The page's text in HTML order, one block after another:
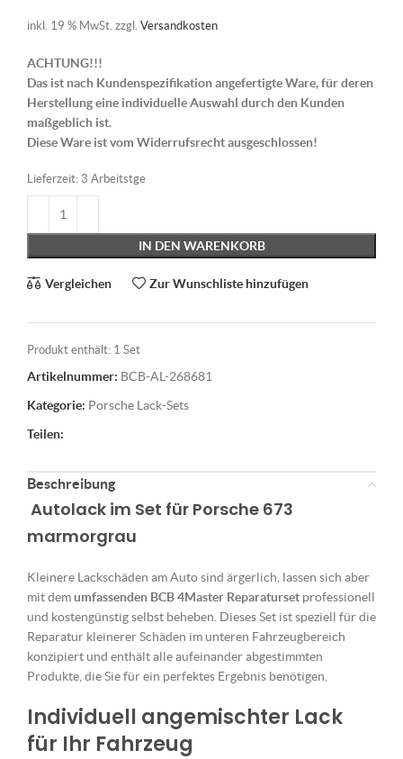
inkl. 19 % MwSt. zzgl. Versandkosten
ACHTUNG!!!
Das ist nach Kundenspezifikation angefertigte Ware, für deren
Herstellung eine individuelle Auswahl durch den Kunden
maßgeblich ist.
Diese Ware ist vom Widerrufsrecht ausgeschlossen!
Lieferzeit: 3 Arbeitstge
IN DEN WARENKORB
Vergleichen Zur Wunschliste hinzufügen
Produkt enthält: 1 Set
Artikelnummer: BCB-AL-268681
Kategorie: Porsche Lack-Sets
Teilen:
Beschreibung
Autolack im Set für Porsche 673
marmorgrau
Kleinere Lackschäden am Auto sind ärgerlich, lassen sich aber
mit demumfassenden BCB 4Master Reparaturset professionell
und kostengünstig selbst beheben. Dieses Set ist speziell für die
Reparatur kleinerer Schäden im unteren Fahrzeugbereich
konzipiert und enthält alle aufeinander abgestimmten
Produkte, die Sie für ein perfektes Ergebnis benötigen.
Individuell angemischter Lack
für Ihr Fahrzeug